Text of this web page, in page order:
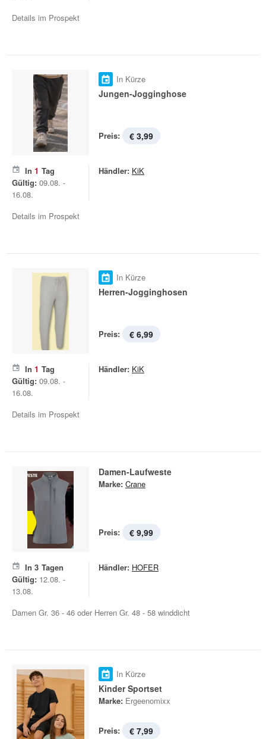
Details im Prospekt
In Kürze
Jungen-Jogginghose
Preis: € 3,99
In 1 Tag
Gültig: 09.08. -
16.08.
Händler: KiK
Details im Prospekt
In Kürze
Herren-Jogginghosen
Preis: € 6,99
In 1 Tag
Gültig: 09.08. -
16.08.
Händler: KiK
Details im Prospekt
Damen-Laufweste
Marke: Crane
Preis: € 9,99
In 3 Tagen
Gültig: 12.08. -
13.08.
Händler: HOFER
Damen Gr. 36 - 46 oder Herren Gr. 48 - 58 winddicht
In Kürze
Kinder Sportset
Marke: Ergeenomixx
Preis: € 7,99